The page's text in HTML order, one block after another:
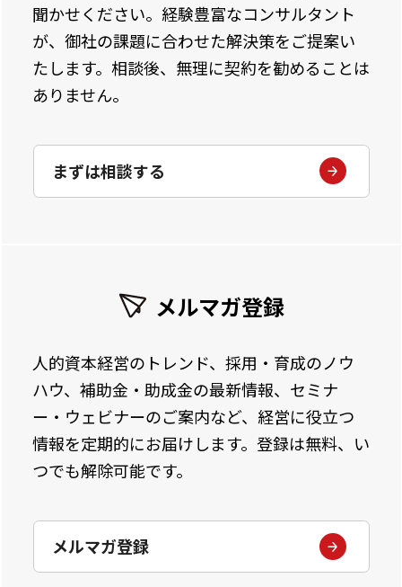
聞かせください。経験豊富なコンサルタント
が、御社の課題に合わせた解決策をご提案い
たします。相談後、無理に契約を勧めることは
ありません。
まずは相談する
メルマガ登録
人的資本経営のトレンド、採用・育成のノウ
ハウ、補助金・助成金の最新情報、セミナ
ー・ウェビナーのご案内など、経営に役立つ
情報を定期的にお届けします。登録は無料、い
つでも解除可能です。
メルマガ登録